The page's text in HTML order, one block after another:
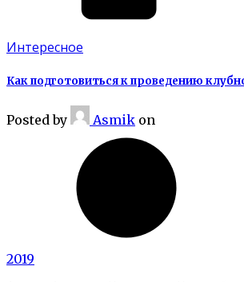
Интересное
Как подготовиться к проведению
Postedby Asmik on
2019